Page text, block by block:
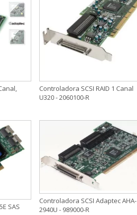
Controladora SCSI RAID 1 Canal
U320 - 2060100-R
SAS
Controladora SCSI Adaptec AHA-
2940U - 989000-R